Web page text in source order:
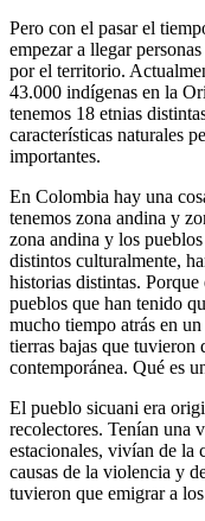
Pero con el pasar el
empezar a llegar
por el territorio.
43.000 indígenas en la
tenemos 18 etnias
características naturales
importantes.
En Colombia hay una
tenemos zona andina y
zona andina y los
distintos culturalmente,
historias distintas.
pueblos que han tenido
mucho tiempo atrás en
tierras bajas que tuvieron
contemporánea. Qué es
El pueblo sicuani era
recolectores. Tenían una
estacionales, vivían de la
causas de la violencia y
tuvieron que emigrar a